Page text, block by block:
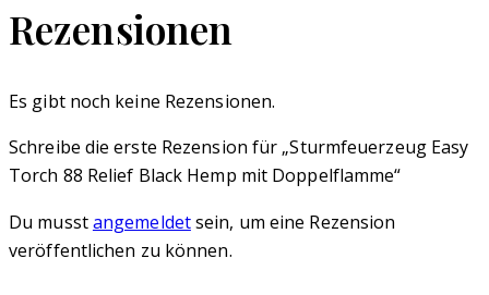
Rezensionen
Es gibt noch keine Rezensionen.
Schreibe die erste Rezension für „Sturmfeuerzeug Easy
Torch 88 Relief Black Hemp mit Doppelflamme“
Du musstangemeldetsein, um eine Rezension
veröffentlichen zu können.